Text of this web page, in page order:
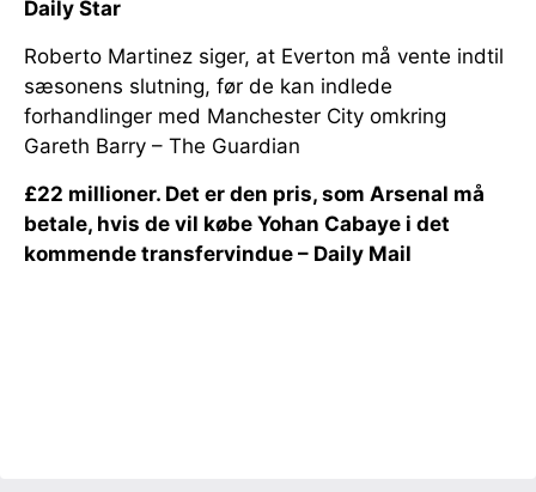
Daily Star
Roberto Martinez siger, at Everton må vente indtil
sæsonens slutning, før de kan indlede
forhandlinger med Manchester City omkring
Gareth Barry – The Guardian
£22 millioner. Det er den pris, som Arsenal må
betale, hvis de vil købe Yohan Cabaye i det
kommende transfervindue – Daily Mail